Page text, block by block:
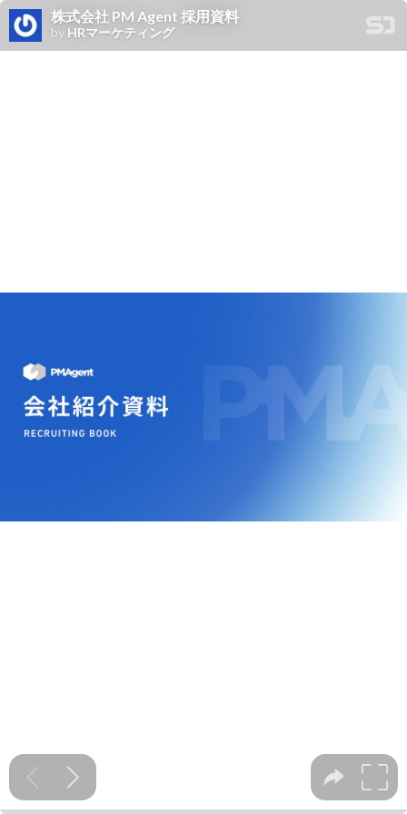
株式会社 PM Agent 採用資料
by HRマーケティング